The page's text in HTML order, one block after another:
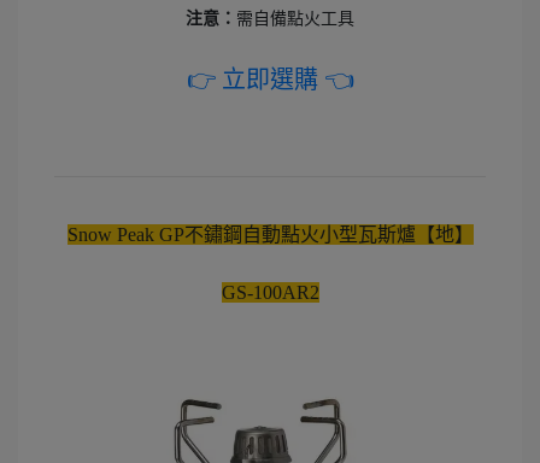
注意： 需自備點火工具
👉 立即選購 👈
Snow Peak GP不鏽鋼自動點火小型瓦斯爐【地】
GS-100AR2